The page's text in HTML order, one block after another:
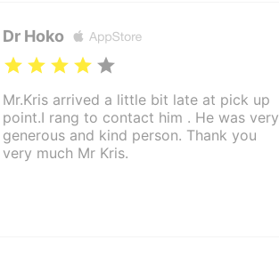
Dr Hoko
Mr.Kris arrived a little bit late at pick up
point.I rang to contact him . He was very
generous and kind person. Thank you
very much Mr Kris.